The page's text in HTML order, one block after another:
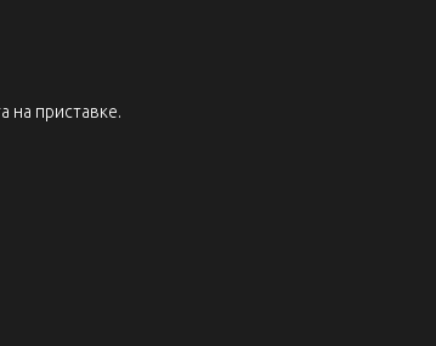
на приставке.